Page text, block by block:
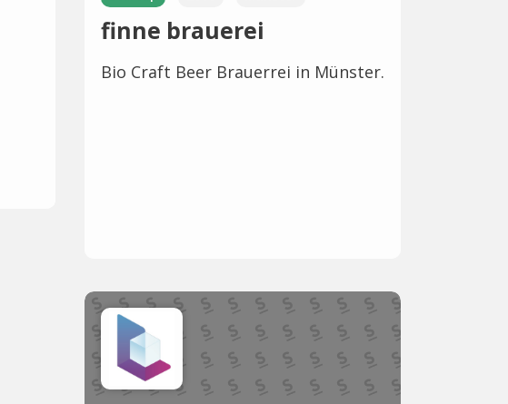
finne brauerei
Bio Craft Beer Brauerrei in Münster.